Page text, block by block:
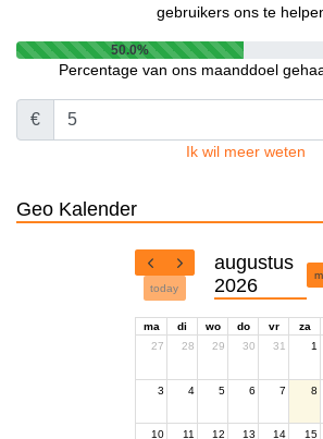
gebruikers ons te
50.0%
Percentage van ons maanddoel
€
Ik wil meer weten
Geo Kalender
today
augustus
2026
ma di wo do vr za
27
28 29 30 31 1
3 4 5 6 7 8
10 11 12 13 14 15